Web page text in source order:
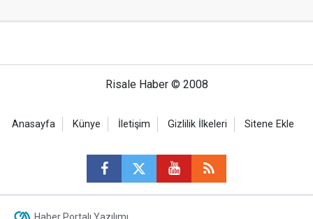
Risale Haber © 2008
Anasayfa Künye İletişim Gizlilik İlkeleri Sitene Ekle